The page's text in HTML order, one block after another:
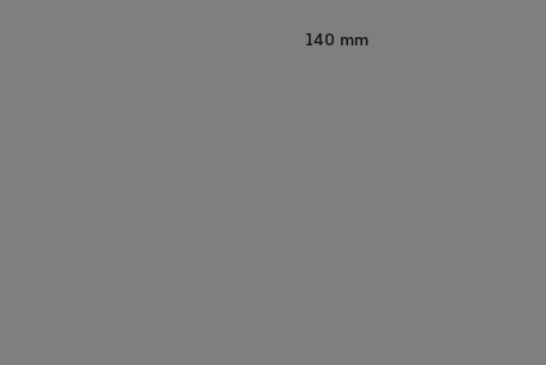
140 mm